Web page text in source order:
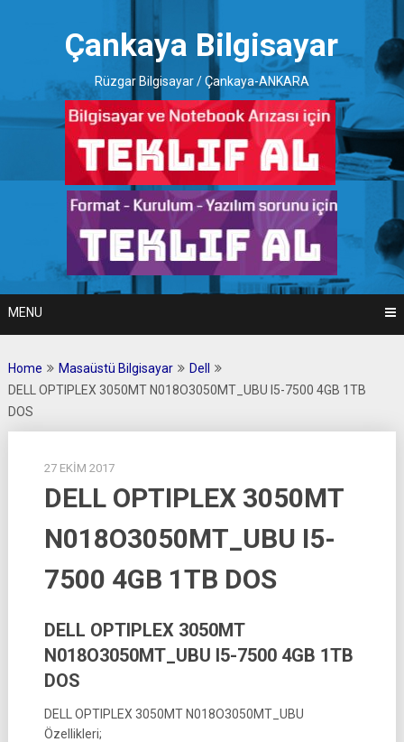
Çankaya Bilgisayar
Rüzgar Bilgisayar / Çankaya-ANKARA
MENU
Home Masaüstü Bilgisayar
Dell
DELL OPTIPLEX 3050MT N018O3050MT_UBU I5-7500 4GB 1TB
DOS
27 EKIM 2017
DELL OPTIPLEX 3050MT
N018O3050MT_UBU I5-
7500 4GB 1TB DOS
DELL OPTIPLEX 3050MT
N018O3050MT_UBU I5-7500 4GB 1TB
DOS
DELL OPTIPLEX 3050MT N018O3050MT_UBU
Özellikleri;